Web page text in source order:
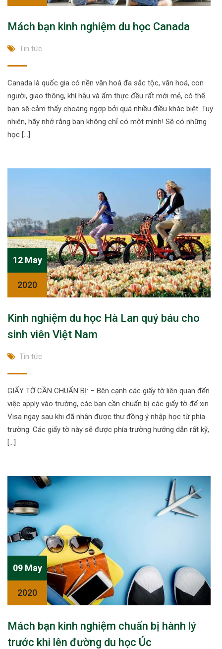
Mách bạn kinh nghiệm du học Canada
Tin tức
Canada là quốc gia có nền văn hoá đa sắc tộc, văn hoá, con
người, giao thông, khí hậu và ẩm thực đều rất mới mẻ, có thể
bạn sẽ cảm thấy choáng ngợp bởi quá nhiều điều khác biệt. Tuy
nhiên, hãy nhớ rằng bạn không chỉ có một mình! Sẽ có những
học […]
12 May
2020
Kinh nghiệm du học Hà Lan quý báu cho
sinh viên Việt Nam
Tin tức
GIẤY TỜ CẦN CHUẨN BỊ: – Bên cạnh các giấy tờ liên quan đến
việc apply vào trường, các bạn cần chuẩn bị các giấy tờ để xin
Visa ngay sau khi đã nhận được thư đồng ý nhập học từ phía
trường. Các giấy tờ này sẽ được phía trường hướng dẫn rất kỹ,
[…]
09 May
2020
Mách bạn kinh nghiệm chuẩn bị hành lý
trước khi lên đường du học Úc